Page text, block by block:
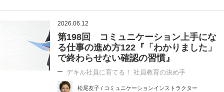
2026.06.12
第198回 コミュニケーション上手にな
る仕事の進め方122『「わかりました」
で終わらせない確認の習慣』
デキル社員に育てる！ 社員教育の決め手
松尾友子 / コミュニケーションインストラクター